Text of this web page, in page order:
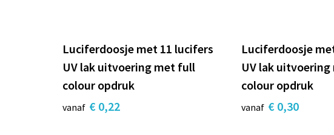
Luciferdoosje met 11 lucifers
UV lak uitvoering met full
colour opdruk
vanaf € 0,22
Luciferdoosje
UV lak
colour opdruk
vanaf € 0,30